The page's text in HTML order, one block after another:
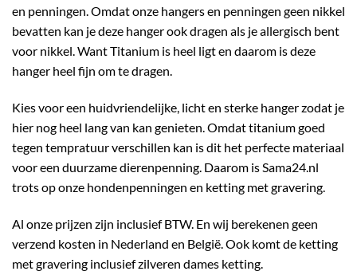
en penningen. Omdat onze hangers en penningen geen nikkel
bevatten kan je deze hanger ook dragen als je allergisch bent
voor nikkel. Want Titanium is heel ligt en daarom is deze
hanger heel fijn om te dragen.
Kies voor een huidvriendelijke, licht en sterke hanger zodat je
hier nog heel lang van kan genieten. Omdat titanium goed
tegen tempratuur verschillen kan is dit het perfecte materiaal
voor een duurzame dierenpenning. Daarom is Sama24.nl
trots op onze hondenpenningen en ketting met gravering.
Al onze prijzen zijn inclusief BTW. En wij berekenen geen
verzend kosten in Nederland en België. Ook komt de ketting
met gravering inclusief zilveren dames ketting.